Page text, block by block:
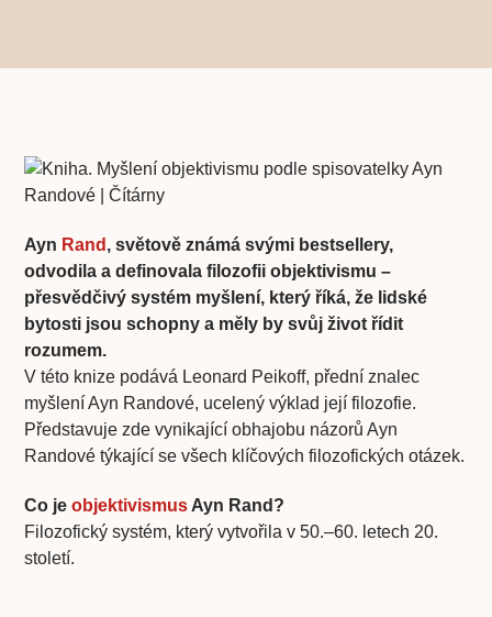
Ayn Rand , světově známá svými bestsellery,
odvodila a definovala filozofii objektivismu –
přesvědčivý systém myšlení, který říká, že lidské
bytosti jsou schopny a měly by svůj život řídit
rozumem.
V této knize podává Leonard Peikoff, přední znalec
myšlení Ayn Randové, ucelený výklad její filozofie.
Představuje zde vynikající obhajobu názorů Ayn
Randové týkající se všech klíčových filozofických otázek.
Co jeobjektivismus Ayn Rand?
Filozofický systém, který vytvořila v 50.–60. letech 20.
století.